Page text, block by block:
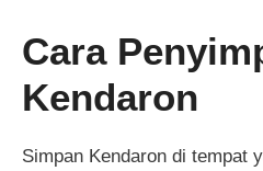
Cara
Kendaron
Simpan Kendaron di tempat